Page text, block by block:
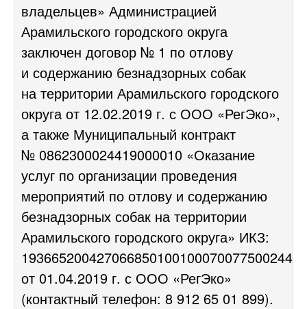
владельцев» Администрацией
Арамильского городского округа
заключен договор № 1 по отлову
и содержанию безнадзорных собак
на территории Арамильского городского
округа от 12.02.2019 г. с ООО «РегЭко»,
а также Муниципальный контракт
№ 0862300024419000010 «Оказание
услуг по организации проведения
мероприятий по отлову и содержанию
безнадзорных собак на территории
Арамильского городского округа» ИКЗ:
193665200427066850100100070077500244
от 01.04.2019 г. с ООО «РегЭко»
(контактный телефон: 8 912 65 01 899).